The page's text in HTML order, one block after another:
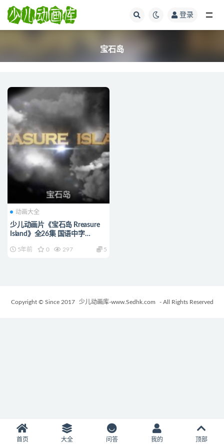
登录
宝石岛
动画大全
少儿动画片《宝石岛 Rreasure
Island》全26集 国语中字
岛下载
5年前 0 297 5
Copyright © Since 2017 少儿动画库-www.Sedhk.com - All Rights Reserved
首页 大全 问答 我的 顶部